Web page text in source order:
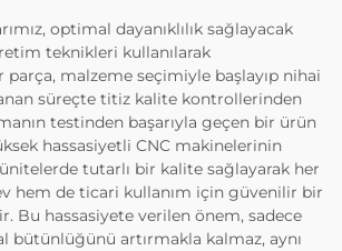
optimal dayanıklılık sağlayacak
teknikleri kullanılarak
parça, malzeme seçimiyle başlayıp nihai
süreçte titiz kalite kontrollerinden
testinden başarıyla geçen bir ürün
hassasiyetli CNC makinelerinin
tutarlı bir kalite sağlayarak her
hem de ticari kullanım için güvenilir bir
Bu hassasiyete verilen önem, sadece
bütünlüğünü artırmakla kalmaz, aynı